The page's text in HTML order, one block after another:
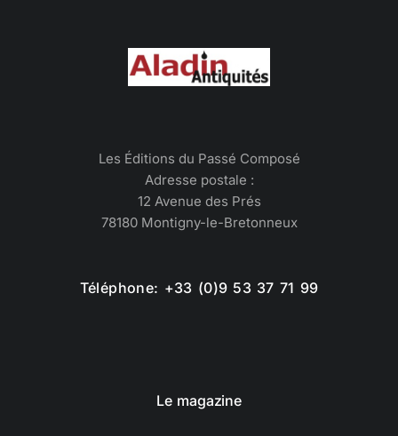
Les Éditions du Passé Composé
Adresse postale :
12 Avenue des Prés
78180 Montigny-le-Bretonneux
Téléphone: +33 (0)9 53 37 71 99
Le magazine